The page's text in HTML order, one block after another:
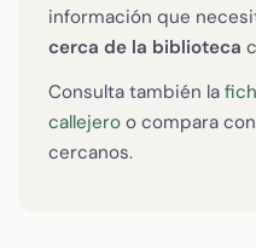
información que
cerca de la biblioteca
Consulta también la
callejero o compara
cercanos.